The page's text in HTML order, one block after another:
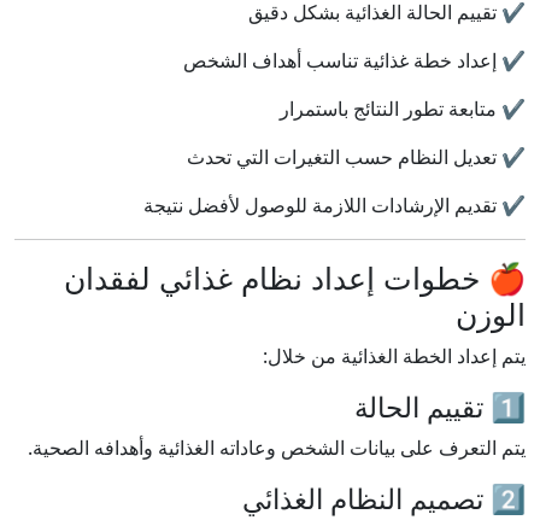
✔️ تقييم الحالة الغذائية بشكل دقيق
✔️ إعداد خطة غذائية تناسب أهداف الشخص
✔️ متابعة تطور النتائج باستمرار
✔️ تعديل النظام حسب التغيرات التي تحدث
✔️ تقديم الإرشادات اللازمة للوصول لأفضل نتيجة
🍎 خطوات إعداد نظام غذائي لفقدان
الوزن
يتم إعداد الخطة الغذائية من خلال:
1️⃣ تقييم الحالة
يتم التعرف على بيانات الشخص وعاداته الغذائية وأهدافه الصحية.
2️⃣ تصميم النظام الغذائي